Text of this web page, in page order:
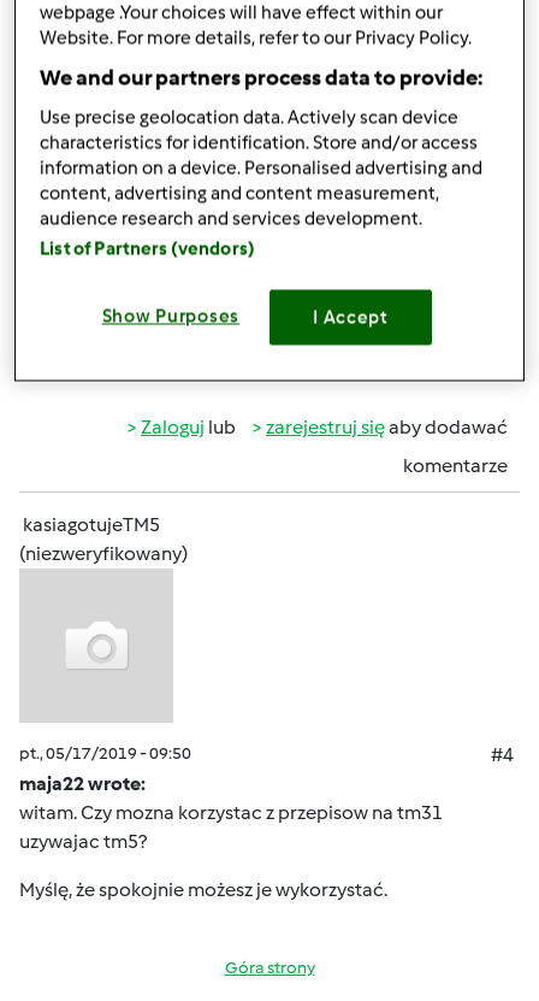
JulitkaKorobejko
czw., 02/13/2020 - 10:02
Zaloguj lub zarejestruj sięaby dodawać
komentarze
kasiagotujeTM5
(niezweryfikowany)
pt., 05/17/2019 - 09:50
#4
maja22 wrote:
witam. Czy mozna korzystac z przepisow na tm31
uzywajac tm5?
Myślę, że spokojnie możesz je wykorzystać.
Góra strony
webpage .Your choices will have effect within our
Website. For more details, refer to our Privacy Policy.
We and our partners process data to provide:
Use precise geolocation data. Actively scan device
characteristics for identification. Store and/or access
information on a device. Personalised advertising and
content, advertising and content measurement,
audience research and services development.
List of Partners (vendors)
Show Purposes I Accept